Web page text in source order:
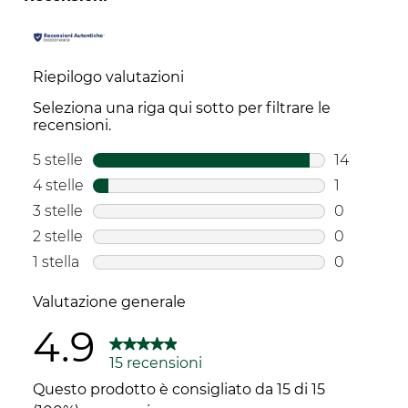
Riepilogo valutazioni
Seleziona una riga qui sotto per filtrare le
recensioni.
5 stelle stelle
14
14
4 stelle stelle
1
1
3 stelle stelle
0
0
2 stelle stelle
0
0
1 stella stelle
0
Valutazione generale
4.9
15 recensioni
Questo prodotto è consigliato da 15 di 15